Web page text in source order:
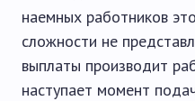
наемных работников
сложности не
выплаты производит
наступает момент